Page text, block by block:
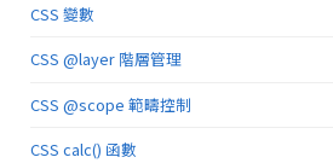
CSS 變數
CSS @layer 階層管理
CSS @scope 範疇控制
CSS calc() 函數